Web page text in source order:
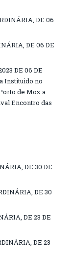
DE 06
DE 06 DE
DE 06 DE
Instituido no
de Moz a
Encontro das
DE 30 DE
DE 30
DE 23 DE
DE 23